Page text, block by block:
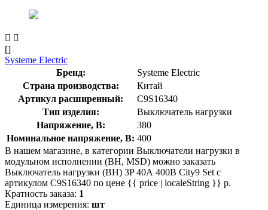
[]
Systeme Electric
Бренд:
Systeme Electric
Страна производства:
Китай
Артикул расширенный:
C9S16340
Тип изделия:
Выключатель нагрузки
Напряжение, В:
380
Номинальное напряжение, В: 400
В нашем магазине, в категории Выключатели нагрузки в
модульном исполнении (ВН, MSD) можно заказать
Выключатель нагрузки (ВН) 3P 40А 400В City9 Set с
артикулом C9S16340 по цене {{ price | localeString }} р.
Кратность заказа: 1
Единица измерения: шт